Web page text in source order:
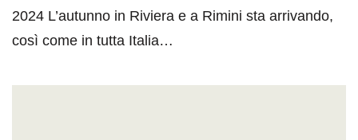
2024 L’autunno in Riviera e a Rimini sta arrivando,
così come in tutta Italia…